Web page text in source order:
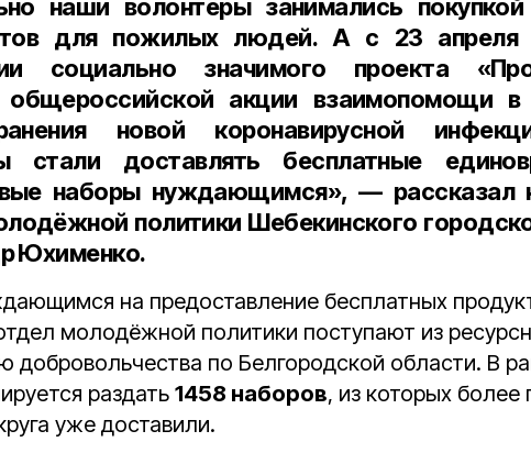
наши волонтёры занимались покупкой
для пожилых людей. А с 23 апреля
социально значимого проекта
акции взаимопомощи в
новой коронавирусной
стали доставлять бесплатные
наборы нуждающимся», — рассказал
политики Шебекинского
Юхименко.
на предоставление бесплатных
молодёжной политики поступают из
добровольчества по Белгородской области. В
раздать 1458 наборов, из которых более
уже доставили.